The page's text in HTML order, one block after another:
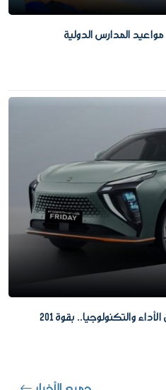
2027 في مصر.. مواعيد المدارس الدولية
فورثينج T5 موديل 2027 تراهن على الأداء والتكنولوجيا.. بقوة 201